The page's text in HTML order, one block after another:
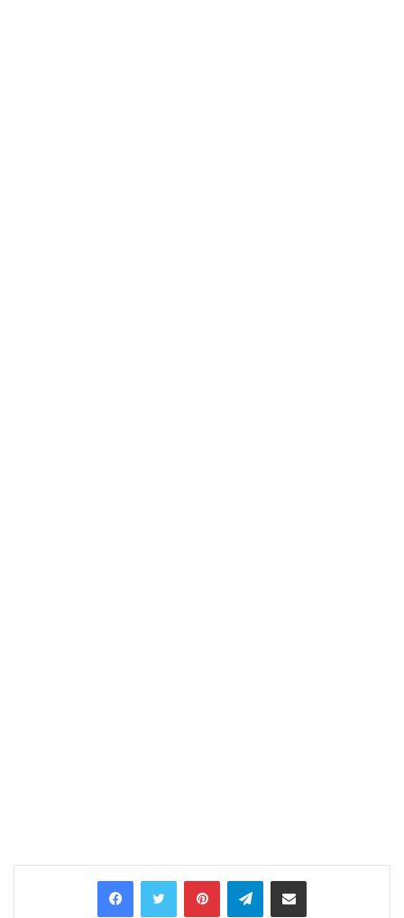
PinterestTelegramShare via Email